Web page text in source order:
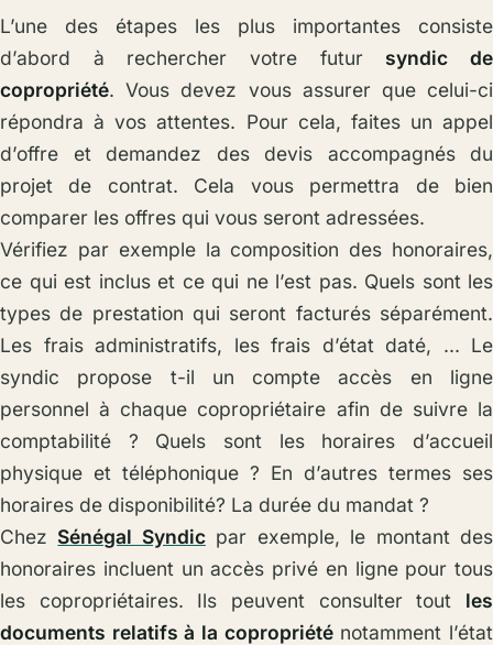
L’une des étapes les plus importantes consiste
d’abord à rechercher votre futur syndic de
copropriété. Vous devez vous assurer que celui-ci
répondra à vos attentes. Pour cela, faites un appel
d’offre et demandez des devis accompagnés du
projet de contrat. Cela vous permettra de bien
comparer les offres qui vous seront adressées.
Vérifiez par exemple la composition des honoraires,
ce qui est inclus et ce qui ne l’est pas. Quels sont les
types de prestation qui seront facturés séparément.
Les frais administratifs, les frais d’état daté, … Le
syndic propose t-il un compte accès en ligne
personnel à chaque copropriétaire afin de suivre la
comptabilité ? Quels sont les horaires d’accueil
physique et téléphonique ? En d’autres termes ses
horaires de disponibilité? La durée du mandat ?
ChezSénégal Syndicpar exemple, le montant des
honoraires incluent un accès privé en ligne pour tous
les copropriétaires. Ils peuvent consulter tout les
documents relatifs à la copropriéténotamment l’état